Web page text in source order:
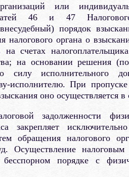
или
46 и 47
порядок
налогового органа о
на счетах
на основании решения
силу исполнительного
исполнителю. При
оно осуществляется
задолженности
закрепляет
обращения налогового
Осуществление
бесспорном порядке с